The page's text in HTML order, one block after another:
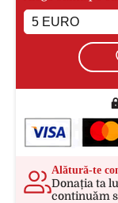
Alătură-te
Donația ta
continuăm